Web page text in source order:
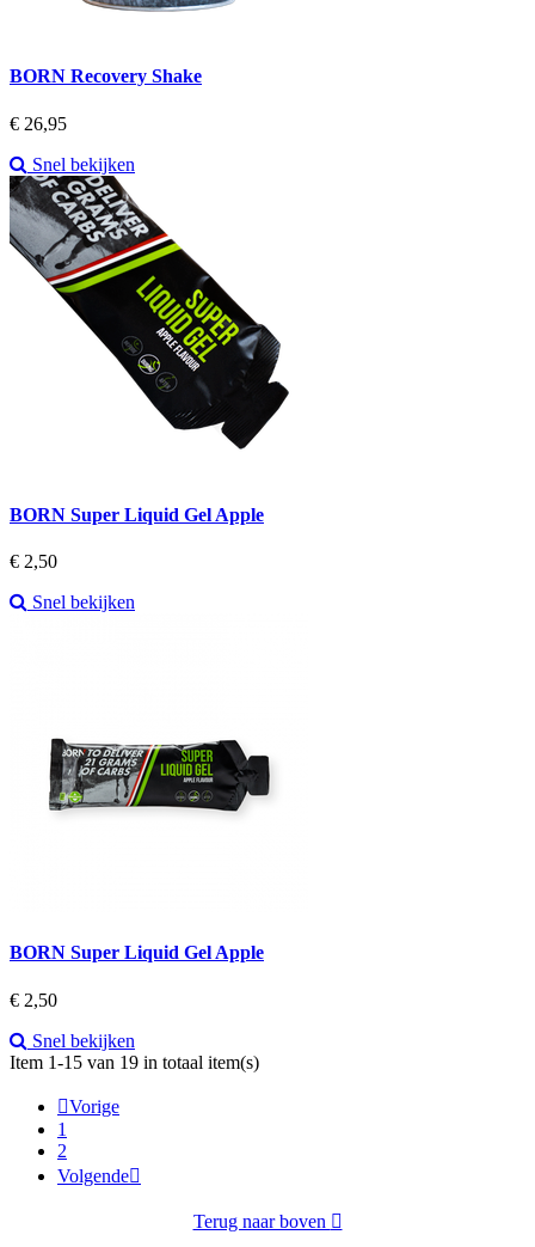
BORN Recovery Shake
Prijs
€ 26,95
Snel bekijken
BORN Super Liquid Gel Apple
Prijs
€ 2,50
Snel bekijken
BORN Super Liquid Gel Apple
Prijs
€ 2,50
Snel bekijken
Item 1-15 van 19 in totaal item(s)
Vorige
1
2
Volgende
Terug naar boven 